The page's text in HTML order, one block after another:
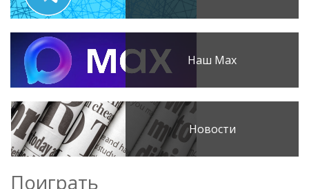
Наш Max
Новости
Поиграть